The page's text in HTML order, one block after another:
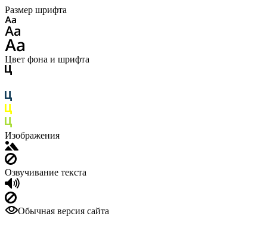
Размер шрифта
Цвет фона и шрифта
Изображения
Озвучивание текста
Обычная версия сайта